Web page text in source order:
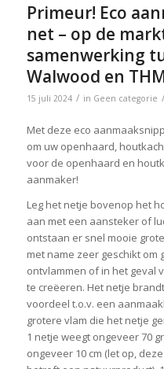
Primeur! Eco
net – op de
samenwerking
Walwood en
15 juli 2024 / in Geen categorie /
Met deze eco
om uw openhaard,
voor de openhaard en
aanmaker!
Leg het netje bovenop het
aan met een aansteker of
ontstaan er snel mooie
met name zeer geschikt
ontvlammen of in het geval
te creëeren. Het netje
voordeel t.o.v. een
grotere vlam die het netje
1 netje weegt ongeveer 70
ongeveer 10 cm (let op,